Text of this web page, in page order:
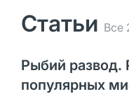
Статьи Все
Рыбий развод.
популярных